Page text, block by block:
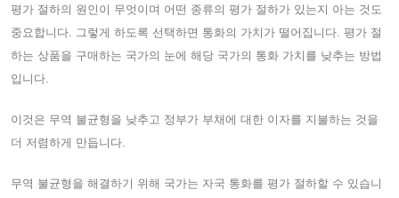
평가 절하의 원인이 무엇이며 어떤 종류의 평가 절하가 있는지 아는 것도
중요합니다. 그렇게 하도록 선택하면 통화의 가치가 떨어집니다. 평가 절
하는 상품을 구매하는 국가의 눈에 해당 국가의 통화 가치를 낮추는 방법
입니다.
이것은 무역 불균형을 낮추고 정부가 부채에 대한 이자를 지불하는 것을
더 저렴하게 만듭니다.
무역 불균형을 해결하기 위해 국가는 자국 통화를 평가 절하할 수 있습니